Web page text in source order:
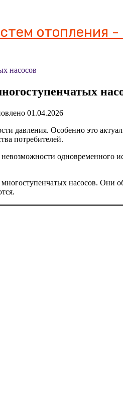
отопления -
насосов
01.04.2026
давления. Особенно это
потребителей.
одновременного
насосов. Они